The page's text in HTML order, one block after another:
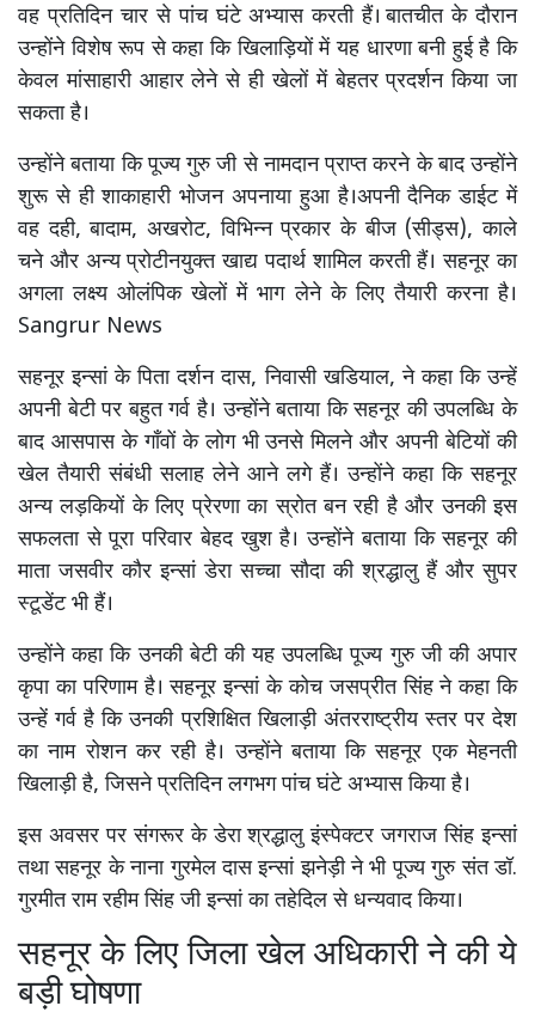
वह प्रतिदिन चार से पांच घंटे अभ्यास करती हैं। बातचीत के दौरान
उन्होंने विशेष रूप से कहा कि खिलाड़ियों में यह धारणा बनी हुई है कि
केवल मांसाहारी आहार लेने से ही खेलों में बेहतर प्रदर्शन किया जा
सकता है।
उन्होंने बताया कि पूज्य गुरु जी से नामदान प्राप्त करने के बाद उन्होंने
शुरू से ही शाकाहारी भोजन अपनाया हुआ है।अपनी दैनिक डाईट में
वह दही, बादाम, अखरोट, विभिन्न प्रकार के बीज (सीड्स), काले
चने और अन्य प्रोटीनयुक्त खाद्य पदार्थ शामिल करती हैं। सहनूर का
अगला लक्ष्य ओलंपिक खेलों में भाग लेने के लिए तैयारी करना है।
Sangrur News
सहनूर इन्सां के पिता दर्शन दास, निवासी खडियाल, ने कहा कि उन्हें
अपनी बेटी पर बहुत गर्व है। उन्होंने बताया कि सहनूर की उपलब्धि के
बाद आसपास के गाँवों के लोग भी उनसे मिलने और अपनी बेटियों की
खेल तैयारी संबंधी सलाह लेने आने लगे हैं। उन्होंने कहा कि सहनूर
अन्य लड़कियों के लिए प्रेरणा का स्रोत बन रही है और उनकी इस
सफलता से पूरा परिवार बेहद खुश है। उन्होंने बताया कि सहनूर की
माता जसवीर कौर इन्सां डेरा सच्चा सौदा की श्रद्धालु हैं और सुपर
स्टूडेंट भी हैं।
उन्होंने कहा कि उनकी बेटी की यह उपलब्धि पूज्य गुरु जी की अपार
कृपा का परिणाम है। सहनूर इन्सां के कोच जसप्रीत सिंह ने कहा कि
उन्हें गर्व है कि उनकी प्रशिक्षित खिलाड़ी अंतरराष्ट्रीय स्तर पर देश
का नाम रोशन कर रही है। उन्होंने बताया कि सहनूर एक मेहनती
खिलाड़ी है, जिसने प्रतिदिन लगभग पांच घंटे अभ्यास किया है।
इस अवसर पर संगरूर के डेरा श्रद्धालु इंस्पेक्टर जगराज सिंह इन्सां
तथा सहनूर के नाना गुरमेल दास इन्सां झनेड़ी ने भी पूज्य गुरु संत डॉ.
गुरमीत राम रहीम सिंह जी इन्सां का तहेदिल से धन्यवाद किया।
सहनूर के लिए जिला खेल अधिकारी ने की ये
बड़ी घोषणा